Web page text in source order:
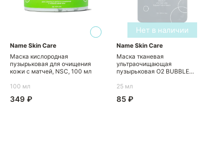
Name Skin Care
Маска кислородная
пузырьковая для очищения
кожи с матчей, NSC, 100 мл
100 мл
349 ₽
Нет в наличии
Name Skin Care
Маска тканевая
ультраочищающая
пузырьковая O2 BUBBLE
25 мл
85 ₽